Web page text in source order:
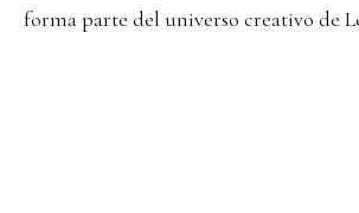
forma parte del universo creativo de